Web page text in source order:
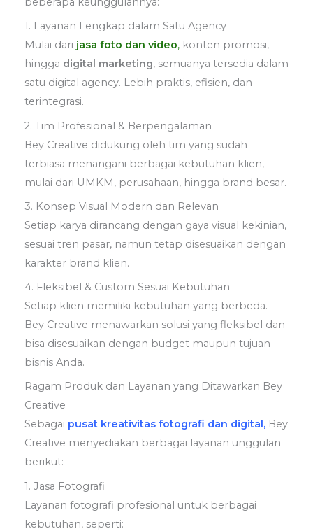
1. Layanan Lengkap dalam Satu Agency
Mulai dari jasa foto dan video, konten promosi,
hingga digital marketing, semuanya tersedia dalam
satu digital agency. Lebih praktis, efisien, dan
terintegrasi.
2. Tim Profesional & Berpengalaman
Bey Creative didukung oleh tim yang sudah
terbiasa menangani berbagai kebutuhan klien,
mulai dari UMKM, perusahaan, hingga brand besar.
3. Konsep Visual Modern dan Relevan
Setiap karya dirancang dengan gaya visual kekinian,
sesuai tren pasar, namun tetap disesuaikan dengan
karakter brand klien.
4. Fleksibel & Custom Sesuai Kebutuhan
Setiap klien memiliki kebutuhan yang berbeda.
Bey Creative menawarkan solusi yang fleksibel dan
bisa disesuaikan dengan budget maupun tujuan
bisnis Anda.
Ragam Produk dan Layanan yang Ditawarkan Bey
Creative
Sebagai pusat kreativitas fotografi dan digital, Bey
Creative menyediakan berbagai layanan unggulan
berikut:
1. Jasa Fotografi
Layanan fotografi profesional untuk berbagai
kebutuhan, seperti: